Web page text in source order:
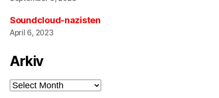
Soundcloud-nazisten
April 6, 2023
Arkiv
Arkiv